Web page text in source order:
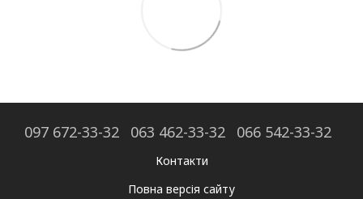
097 672-33-32 063 462-33-32 066 542-33-32
Контакти
Повна версія сайту